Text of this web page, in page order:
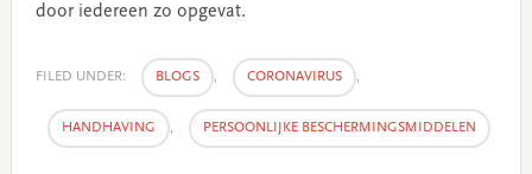
door iedereen zo opgevat.
FILED UNDER: BLOGS , CORONAVIRUS ,
HANDHAVING , PERSOONLIJKE BESCHERMINGSMIDDELEN